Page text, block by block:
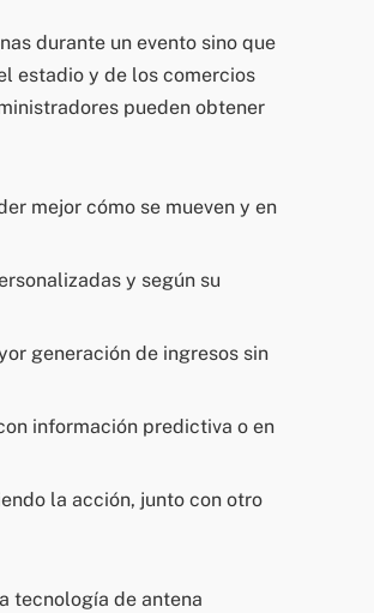
durante un evento sino que
estadio y de los comercios
pueden obtener
mejor cómo se mueven y en
y según su
generación de ingresos sin
información predictiva o en
la acción, junto con otro
tecnología de antena